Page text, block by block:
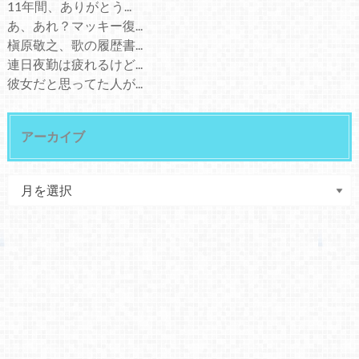
11年間、ありがとう...
あ、あれ？マッキー復...
槇原敬之、歌の履歴書...
連日夜勤は疲れるけど...
彼女だと思ってた人が...
アーカイブ